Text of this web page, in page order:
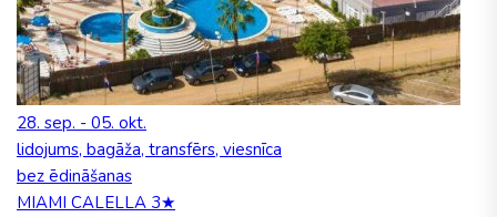
28. sep. - 05. okt.
lidojums, bagāža, transfērs, viesnīca
bez ēdināšanas
MIAMI CALELLA 3★